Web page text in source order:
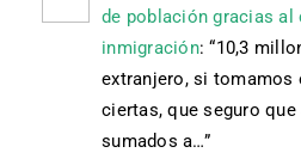
de población gracias
inmigración: “10,3
extranjero, si tomamos
ciertas, que seguro
sumados a…”